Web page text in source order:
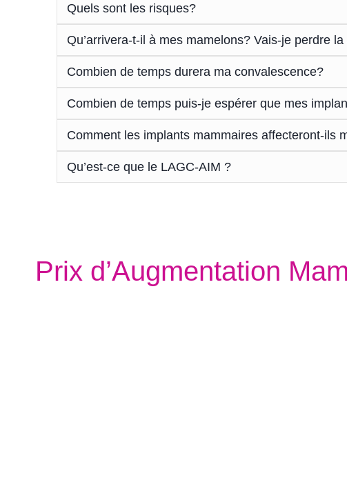
Quels sont les risques?
Qu’arrivera-t-il à mes mamelons? Vais-je perdre
Combien de temps durera ma convalescence?
Combien de temps puis-je espérer que mes
Comment les implants mammaires affecteront-ils
Qu’est-ce que le LAGC-AIM ?
Prix ​​d’Augmentation